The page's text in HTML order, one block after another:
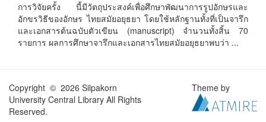
การวิจัยครั้ง นี้มีวัตถุประสงค์เพื่อศึกษาพัฒนาการรูปอักษรและ
อักขรวิธีของอักษร ไทยสมัยอยุธยา โดยใช้หลักฐานทั้งที่เป็นจารึก
และเอกสารต้นฉบับตัวเขียน (manuscript) จำนวนทั้งสิ้น 70
รายการ ผลการศึกษาจารึกและเอกสารไทยสมัยอยุธยาพบว่า ...
Copyright © 2026 Silpakorn
University Central Library All Rights
Reserved.
Theme by